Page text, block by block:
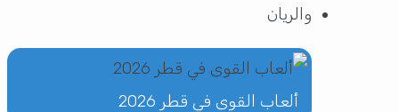
والريان
ألعاب القوى في قطر 2026